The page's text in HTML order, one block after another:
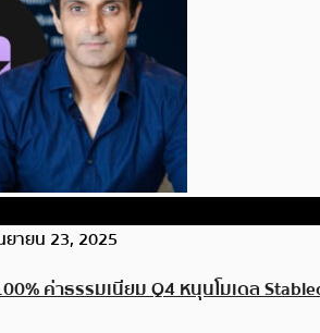
ายน 23, 2025
ค่าธรรมเนียม Q4 หนุนโมเดล